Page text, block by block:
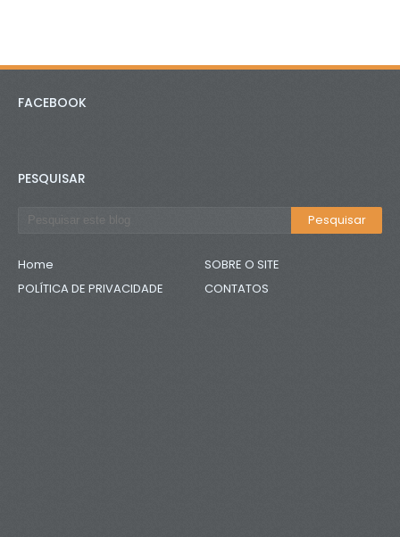
FACEBOOK
PESQUISAR
Home
SOBRE O SITE
POLÍTICA DE PRIVACIDADE
CONTATOS